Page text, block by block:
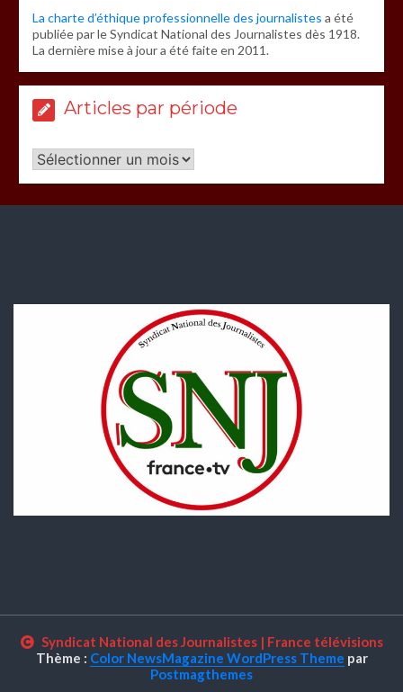
La charte d’éthique professionnelle des journalistes a été
publiée par le Syndicat National des Journalistes dès 1918.
La dernière mise à jour a été faite en 2011.
Articles par période
Articles
par
période
Syndicat National des Journalistes | France télévisions
Thème : Color NewsMagazine WordPress Theme par
Postmagthemes